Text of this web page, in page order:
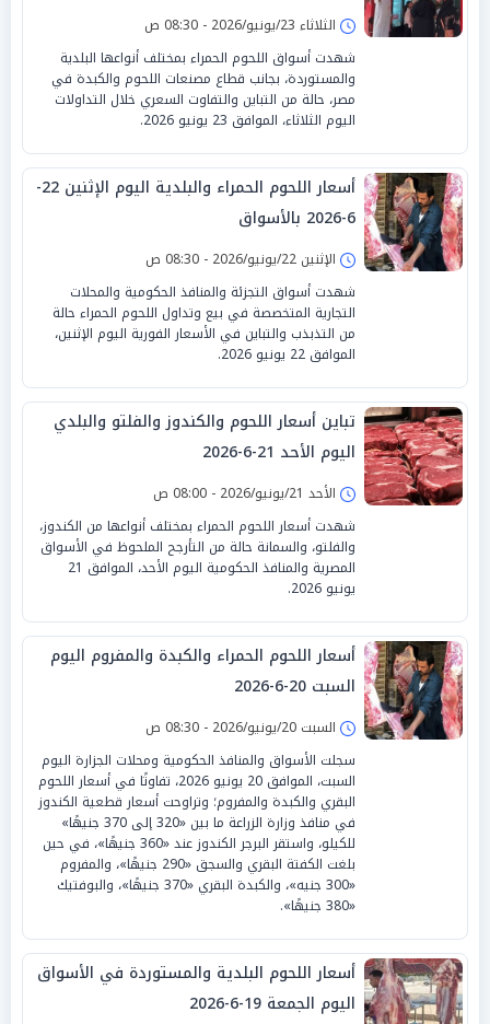
الثلاثاء 23/يونيو/2026 - 08:30 ص
شهدت أسواق اللحوم الحمراء بمختلف أنواعها البلدية
والمستوردة، بجانب قطاع مصنعات اللحوم والكبدة في
مصر، حالة من التباين والتفاوت السعري خلال التداولات
اليوم الثلاثاء، الموافق 23 يونيو 2026.
أسعار اللحوم الحمراء والبلدية اليوم الإثنين 22-
6-2026 بالأسواق
الإثنين 22/يونيو/2026 - 08:30 ص
شهدت أسواق التجزئة والمنافذ الحكومية والمحلات
التجارية المتخصصة في بيع وتداول اللحوم الحمراء حالة
من التذبذب والتباين في الأسعار الفورية اليوم الإثنين،
الموافق 22 يونيو 2026.
تباين أسعار اللحوم والكندوز والفلتو والبلدي
اليوم الأحد 21-6-2026
الأحد 21/يونيو/2026 - 08:00 ص
شهدت أسعار اللحوم الحمراء بمختلف أنواعها من الكندوز،
والفلتو، والسمانة حالة من التأرجح الملحوظ في الأسواق
المصرية والمنافذ الحكومية اليوم الأحد، الموافق 21
يونيو 2026.
أسعار اللحوم الحمراء والكبدة والمفروم اليوم
السبت 20-6-2026
السبت 20/يونيو/2026 - 08:30 ص
سجلت الأسواق والمنافذ الحكومية ومحلات الجزارة اليوم
السبت، الموافق 20 يونيو 2026، تفاوتًا في أسعار اللحوم
البقري والكبدة والمفروم؛ وتراوحت أسعار قطعية الكندوز
في منافذ وزارة الزراعة ما بين «320 إلى 370 جنيهًا»
للكيلو، واستقر البرجر الكندوز عند «360 جنيهًا»، في حين
بلغت الكفتة البقري والسجق «290 جنيهًا»، والمفروم
«300 جنيه»، والكبدة البقري «370 جنيهًا»، والبوفتيك
«380 جنيهًا».
أسعار اللحوم البلدية والمستوردة في الأسواق
اليوم الجمعة 19-6-2026